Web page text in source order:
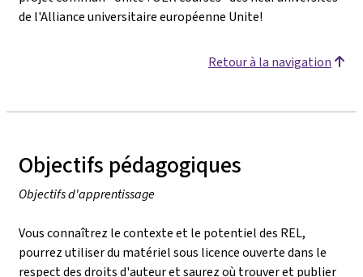
de l'Alliance universitaire européenne Unite!
Retour à la navigation
Objectifs pédagogiques
Objectifs d'apprentissage
Vous connaîtrez le contexte et le potentiel des REL,
pourrez utiliser du matériel sous licence ouverte dans le
respect des droits d'auteur et saurez où trouver et publier